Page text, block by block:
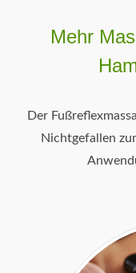
Mehr
Der
Nichtgefallen